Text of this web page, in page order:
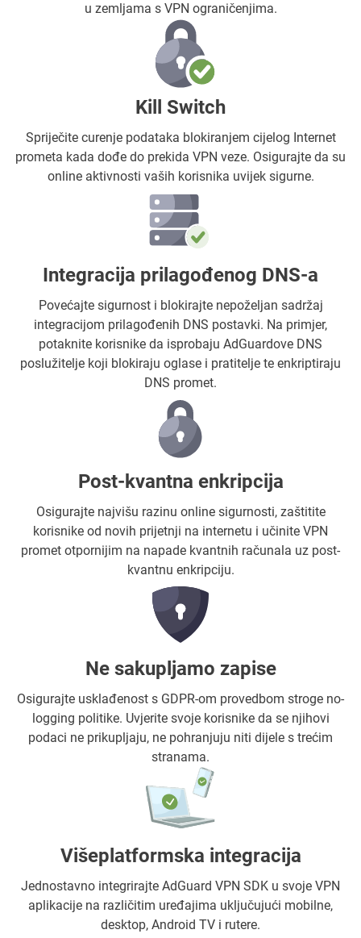
u zemljama s VPN ograničenjima.
Kill Switch
Spriječite curenje podataka blokiranjem cijelog Internet
prometa kada dođe do prekida VPN veze. Osigurajte da su
online aktivnosti vaših korisnika uvijek sigurne.
Integracija prilagođenog DNS-a
Povećajte sigurnost i blokirajte nepoželjan sadržaj
integracijom prilagođenih DNS postavki. Na primjer,
potaknite korisnike da isprobaju AdGuardove DNS
poslužitelje koji blokiraju oglase i pratitelje te enkriptiraju
DNS promet.
Post-kvantna enkripcija
Osigurajte najvišu razinu online sigurnosti, zaštitite
korisnike od novih prijetnji na internetu i učinite VPN
promet otpornijim na napade kvantnih računala uz post-
kvantnu enkripciju.
Ne sakupljamo zapise
Osigurajte usklađenost s GDPR-om provedbom stroge no-
logging politike. Uvjerite svoje korisnike da se njihovi
podaci ne prikupljaju, ne pohranjuju niti dijele s trećim
stranama.
Višeplatformska integracija
Jednostavno integrirajte AdGuard VPN SDK u svoje VPN
aplikacije na različitim uređajima uključujući mobilne,
desktop, Android TV i rutere.